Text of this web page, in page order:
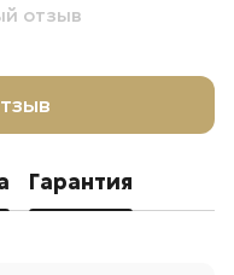
отзыв
Гарантия